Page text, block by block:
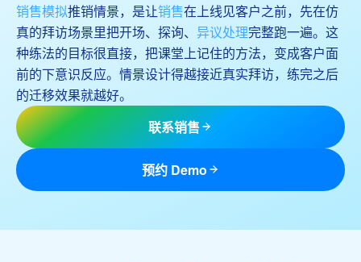
销售模拟推销情景，是让销售在上线见客户之前，先在仿
真的拜访场景里把开场、探询、 异议处理完整跑一遍。这
种练法的目标很直接，把课堂上记住的方法，变成客户面
前的下意识反应。情景设计得越接近真实拜访，练完之后
的迁移效果就越好。
联系销售
预约 Demo